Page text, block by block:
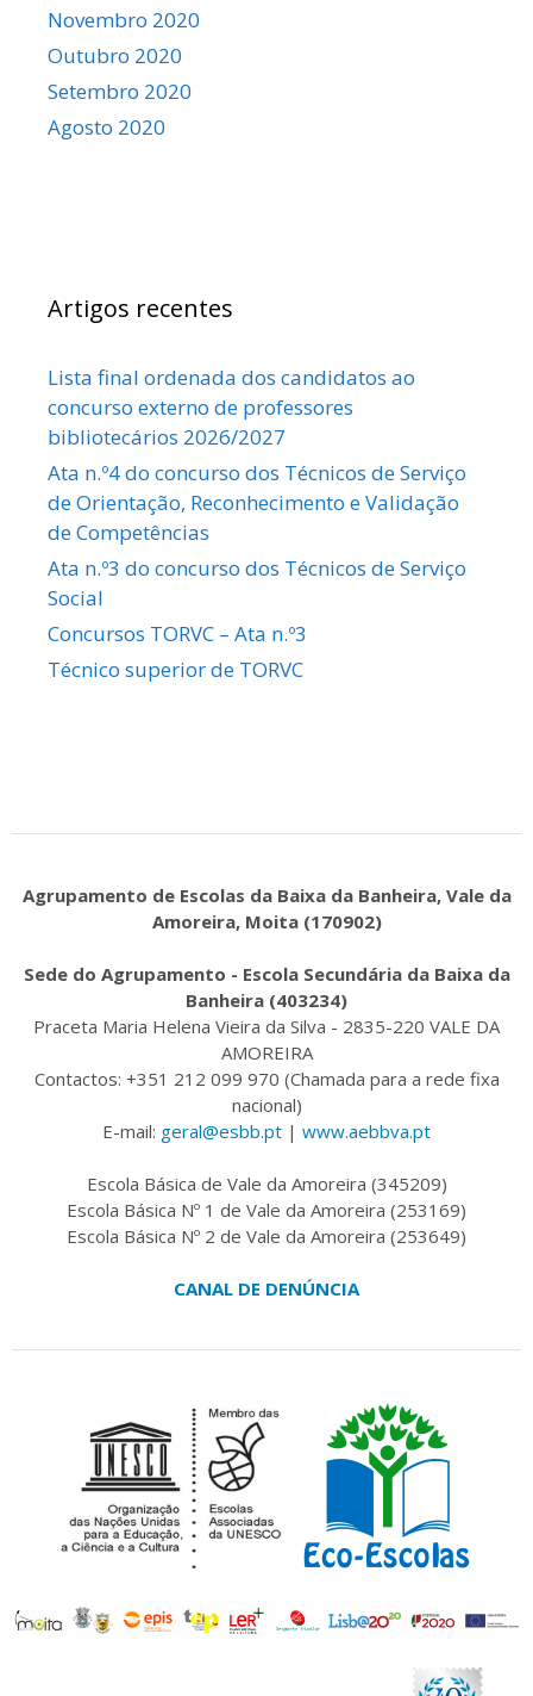
Novembro 2020
Outubro 2020
Setembro 2020
Agosto 2020
Artigos recentes
Lista final ordenada dos candidatos ao
concurso externo de professores
bibliotecários 2026/2027
Ata n.º4 do concurso dos Técnicos de Serviço
de Orientação, Reconhecimento e Validação
de Competências
Ata n.º3 do concurso dos Técnicos de Serviço
Social
Concursos TORVC – Ata n.º3
Técnico superior de TORVC
Agrupamento de Escolas da Baixa da Banheira, Vale da
Amoreira, Moita (170902)
Sede do Agrupamento - Escola Secundária da Baixa da
Banheira (403234)
Praceta Maria Helena Vieira da Silva - 2835-220 VALE DA
AMOREIRA
Contactos: +351 212 099 970 (Chamada para a rede fixa
nacional)
E-mail: geral@esbb.pt | www.aebbva.pt
Escola Básica de Vale da Amoreira (345209)
Escola Básica Nº 1 de Vale da Amoreira (253169)
Escola Básica Nº 2 de Vale da Amoreira (253649)
CANAL DE DENÚNCIA